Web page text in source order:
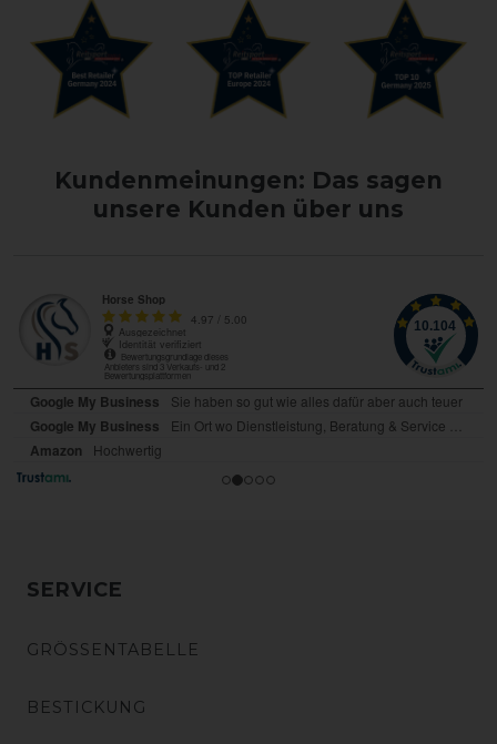
Kundenmeinungen: Das sagen
unsere Kunden über uns
SERVICE
GRÖSSENTABELLE
BESTICKUNG